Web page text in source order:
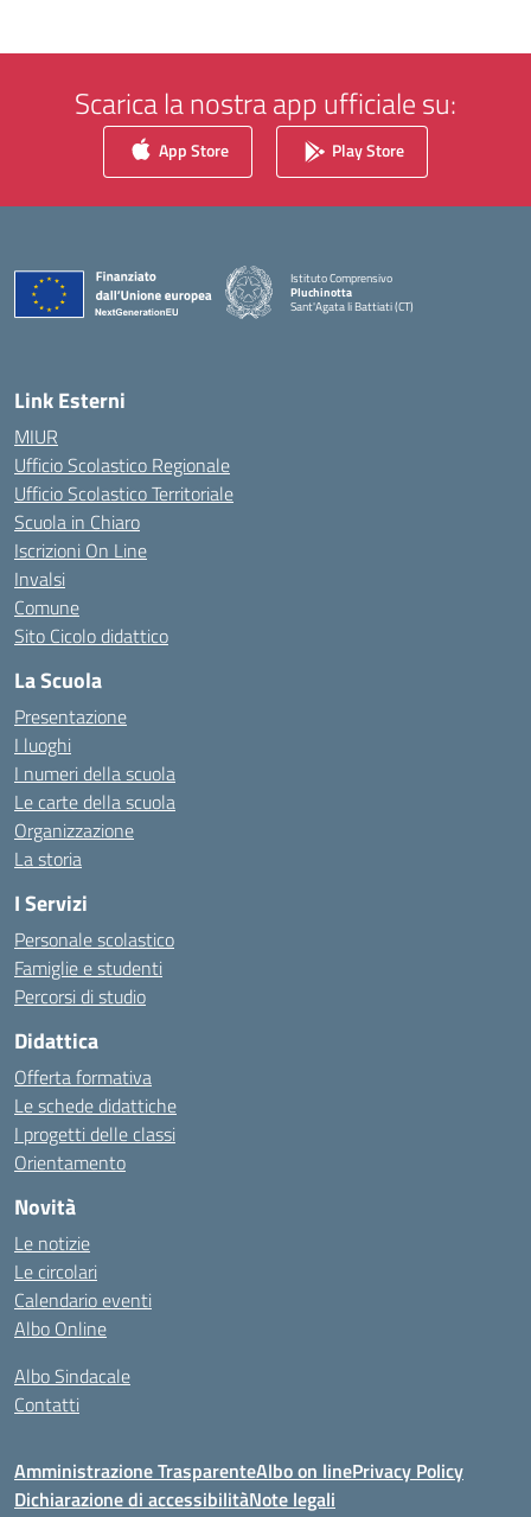
Scarica la nostra app ufficiale su:
App Store Play Store
Istituto Comprensivo
Pluchinotta
Sant'Agata li Battiati (CT)
— Visita la pagina iniziale della scuola
Link Esterni
MIUR
Ufficio Scolastico Regionale
Ufficio Scolastico Territoriale
Scuola in Chiaro
Iscrizioni On Line
Invalsi
Comune
Sito Cicolo didattico
La Scuola
Presentazione
I luoghi
I numeri della scuola
Le carte della scuola
Organizzazione
La storia
I Servizi
Personale scolastico
Famiglie e studenti
Percorsi di studio
Didattica
Offerta formativa
Le schede didattiche
I progetti delle classi
Orientamento
Novità
Le notizie
Le circolari
Calendario eventi
Albo Online
Albo Sindacale
Contatti
Amministrazione TrasparenteAlbo on linePrivacy Policy
Dichiarazione di accessibilitàNote legali